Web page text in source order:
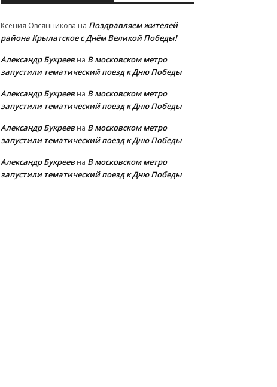
Ксения Овсянникова на Поздравляем жителей
района Крылатское с Днём Великой Победы!
Александр Букреевна В московском метро
запустили тематический поезд к Дню Победы
Александр Букреевна В московском метро
запустили тематический поезд к Дню Победы
Александр Букреевна В московском метро
запустили тематический поезд к Дню Победы
Александр Букреевна В московском метро
запустили тематический поезд к Дню Победы